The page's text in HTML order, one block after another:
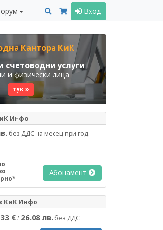
Вход
Кантора КиК
счетоводни услуги
и физически лица
тук »
Инфо
без ДДС на месец при год.
Абонамент
КиК Инфо
€/ 26.08 лв. без ДДС